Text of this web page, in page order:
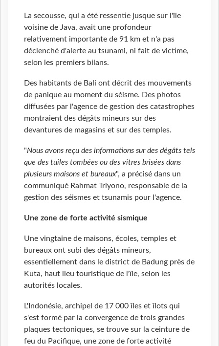
La secousse, qui a été ressentie jusque sur l'île
voisine de Java, avait une profondeur
relativement importante de 91 km et n'a pas
déclenché d'alerte au tsunami, ni fait de victime,
selon les premiers bilans.
Des habitants de Bali ont décrit des mouvements
de panique au moment du séisme. Des photos
diffusées par l'agence de gestion des catastrophes
montraient des dégâts mineurs sur des
devantures de magasins et sur des temples.
"Nous avons reçu des informations sur des dégâts tels
que des tuiles tombées ou des vitres brisées dans
plusieurs maisons et bureaux", a précisé dans un
communiqué Rahmat Triyono, responsable de la
gestion des séismes et tsunamis pour l'agence.
Une zone de forte activité sismique
Une vingtaine de maisons, écoles, temples et
bureaux ont subi des dégâts mineurs,
essentiellement dans le district de Badung près de
Kuta, haut lieu touristique de l'île, selon les
autorités locales.
L'Indonésie, archipel de 17 000 îles et îlots qui
s'est formé par la convergence de trois grandes
plaques tectoniques, se trouve sur la ceinture de
feu du Pacifique, une zone de forte activité